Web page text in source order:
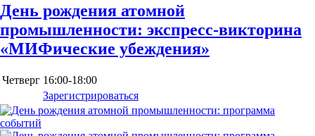
День рождения атомной
промышленности: экспресс-викторина
«МИФические убеждения»
Четверг 16:00-18:00
Зарегистрироваться